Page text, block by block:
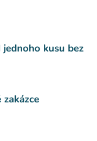
kusu bez